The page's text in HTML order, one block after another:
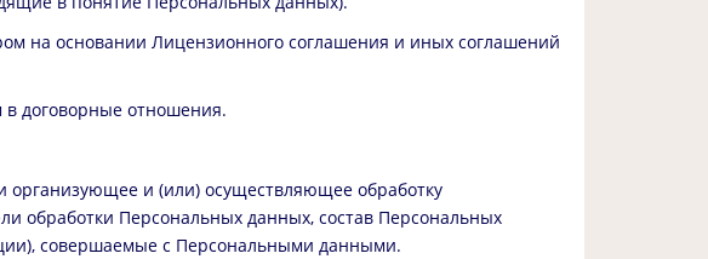
на основании Лицензионного соглашения и иных соглашений
в договорные отношения.
организующее и (или) осуществляющее обработку
обработки Персональных данных, состав Персональных
совершаемые с Персональными данными.